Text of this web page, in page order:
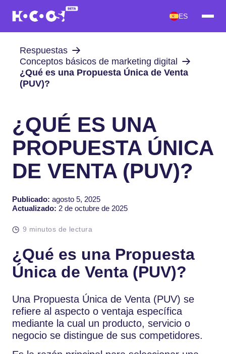
ES
Respuestas
Conceptos básicos de marketing digital
¿Qué es una Propuesta Única de Venta
(PUV)?
¿QUÉ ES UNA
PROPUESTA ÚNICA
DE VENTA (PUV)?
Publicado: agosto 5, 2025
Actualizado: 2 de octubre de 2025
9 minutos de lectura
¿Qué es una Propuesta
Única de Venta (PUV)?
Una Propuesta Única de Venta (PUV) se
refiere al aspecto o ventaja específica
mediante la cual un producto, servicio o
negocio se distingue de sus competidores.